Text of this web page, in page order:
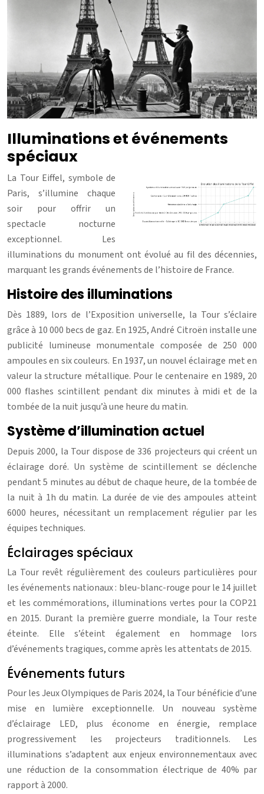
Illuminations et événements
spéciaux
La Tour Eiffel, symbole de
Paris, s’illumine chaque
soir pour offrir un
spectacle nocturne
exceptionnel. Les
illuminations du monument ont évolué au fil des décennies,
marquant les grands événements de l’histoire de France.
Histoire des illuminations
Dès 1889, lors de l’Exposition universelle, la Tour s’éclaire
grâce à 10 000 becs de gaz. En 1925, André Citroën installe une
publicité lumineuse monumentale composée de 250 000
ampoules en six couleurs. En 1937, un nouvel éclairage met en
valeur la structure métallique. Pour le centenaire en 1989, 20
000 flashes scintillent pendant dix minutes à midi et de la
tombée de la nuit jusqu’à une heure du matin.
Système d’illumination actuel
Depuis 2000, la Tour dispose de 336 projecteurs qui créent un
éclairage doré. Un système de scintillement se déclenche
pendant 5 minutes au début de chaque heure, de la tombée de
la nuit à 1h du matin. La durée de vie des ampoules atteint
6000 heures, nécessitant un remplacement régulier par les
équipes techniques.
Éclairages spéciaux
La Tour revêt régulièrement des couleurs particulières pour
les événements nationaux : bleu-blanc-rouge pour le 14 juillet
et les commémorations, illuminations vertes pour la COP21
en 2015. Durant la première guerre mondiale, la Tour reste
éteinte. Elle s’éteint également en hommage lors
d’événements tragiques, comme après les attentats de 2015.
Événements futurs
Pour les Jeux Olympiques de Paris 2024, la Tour bénéficie d’une
mise en lumière exceptionnelle. Un nouveau système
d’éclairage LED, plus économe en énergie, remplace
progressivement les projecteurs traditionnels. Les
illuminations s’adaptent aux enjeux environnementaux avec
une réduction de la consommation électrique de 40% par
rapport à 2000.